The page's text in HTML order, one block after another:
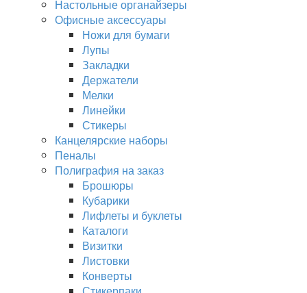
Настольные органайзеры
Офисные аксессуары
Ножи для бумаги
Лупы
Закладки
Держатели
Мелки
Линейки
Стикеры
Канцелярские наборы
Пеналы
Полиграфия на заказ
Брошюры
Кубарики
Лифлеты и буклеты
Каталоги
Визитки
Листовки
Конверты